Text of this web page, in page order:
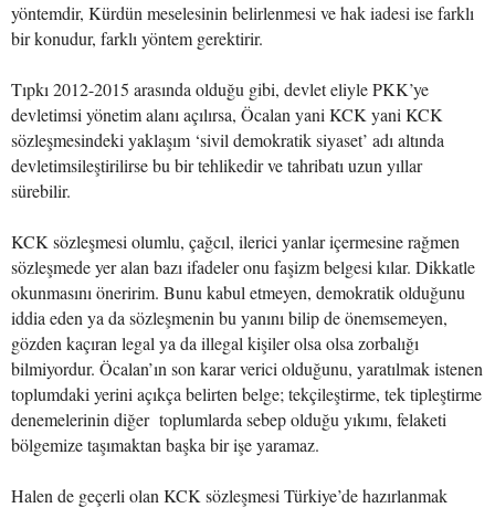
yöntemdir, Kürdün meselesinin belirlenmesi ve hak iadesi ise farklı
bir konudur, farklı yöntem gerektirir.
Tıpkı 2012-2015 arasında olduğu gibi, devlet eliyle PKK’ye
devletimsi yönetim alanı açılırsa, Öcalan yani KCK yani KCK
sözleşmesindeki yaklaşım ‘sivil demokratik siyaset’ adı altında
devletimsileştirilirse bu bir tehlikedir ve tahribatı uzun yıllar
sürebilir.
KCK sözleşmesi olumlu, çağcıl, ilerici yanlar içermesine rağmen
sözleşmede yer alan bazı ifadeler onu faşizm belgesi kılar. Dikkatle
okunmasını öneririm. Bunu kabul etmeyen, demokratik olduğunu
iddia eden ya da sözleşmenin bu yanını bilip de önemsemeyen,
gözden kaçıran legal ya da illegal kişiler olsa olsa zorbalığı
bilmiyordur. Öcalan’ın son karar verici olduğunu, yaratılmak istenen
toplumdaki yerini açıkça belirten belge; tekçileştirme, tek tipleştirme
denemelerinin diğer toplumlarda sebep olduğu yıkımı, felaketi
bölgemize taşımaktan başka bir işe yaramaz.
Halen de geçerli olan KCK sözleşmesi Türkiye’de hazırlanmak